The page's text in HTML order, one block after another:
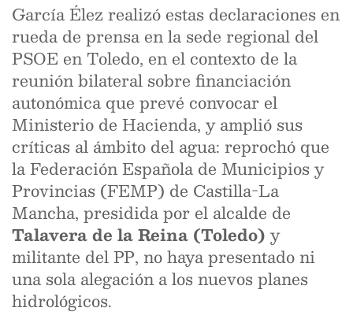
García Élez realizó estas declaraciones en
rueda de prensa en la sede regional del
PSOE en Toledo, en el contexto de la
reunión bilateral sobre financiación
autonómica que prevé convocar el
Ministerio de Hacienda, y amplió sus
críticas al ámbito del agua: reprochó que
la Federación Española de Municipios y
Provincias (FEMP) de Castilla-La
Mancha, presidida por el alcalde de
Talavera de la Reina (Toledo) y
militante del PP, no haya presentado ni
una sola alegación a los nuevos planes
hidrológicos.